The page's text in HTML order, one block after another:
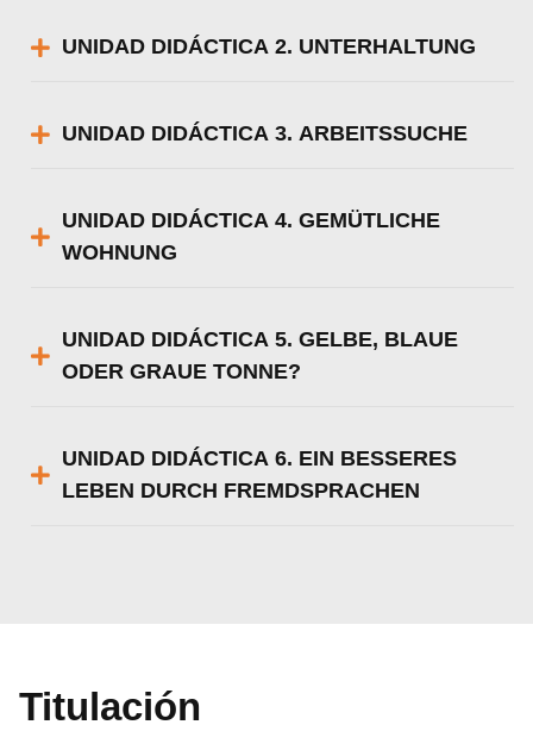
UNIDAD DIDÁCTICA 2. UNTERHALTUNG
UNIDAD DIDÁCTICA 3. ARBEITSSUCHE
UNIDAD DIDÁCTICA 4. GEMÜTLICHE
WOHNUNG
UNIDAD DIDÁCTICA 5. GELBE, BLAUE
ODER GRAUE TONNE?
UNIDAD DIDÁCTICA 6. EIN BESSERES
LEBEN DURCH FREMDSPRACHEN
Titulación